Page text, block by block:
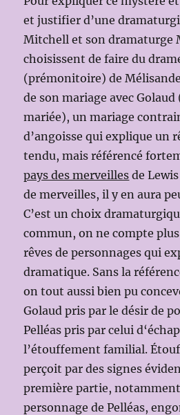
et justifier d’une
Mitchell et son dramaturge
choisissent de faire du
(prémonitoire) de
de son mariage avec
mariée), un mariage
d’angoisse qui explique un
tendu, mais référencé
pays des merveilles de
de merveilles, il y en aura
C’est un choix
commun, on ne compte plus
rêves de personnages qui
dramatique. Sans la
on tout aussi bien pu
Golaud pris par le désir de
Pelléas pris par celui
l’étouffement familial.
perçoit par des signes
première partie,
personnage de Pelléas,